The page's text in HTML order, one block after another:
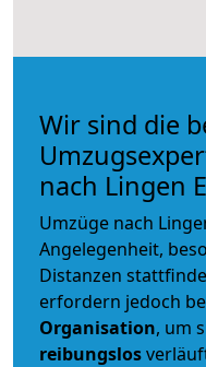
Wir sind die
nach Lingen
Umzüge nach
Angelegenheit,
Distanzen
erfordern jedoch
Organisation, um
reibungslos